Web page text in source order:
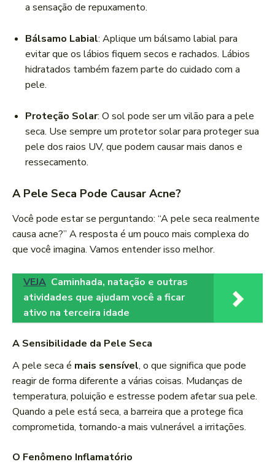
a sensação de repuxamento.
Bálsamo Labial: Aplique um bálsamo labial para
evitar que os lábios fiquem secos e rachados. Lábios
hidratados também fazem parte do cuidado com a
pele.
Proteção Solar: O sol pode ser um vilão para a pele
seca. Use sempre um protetor solar para proteger sua
pele dos raios UV, que podem causar mais danos e
ressecamento.
A Pele Seca Pode Causar Acne?
Você pode estar se perguntando: “A pele seca realmente
causa acne?” A resposta é um pouco mais complexa do
que você imagina. Vamos entender isso melhor.
VEJA Caminhada, natação e outras
atividades que ajudam você a ficar
ativo na terceira idade
A Sensibilidade da Pele Seca
A pele seca é mais sensível, o que significa que pode
reagir de forma diferente a várias coisas. Mudanças de
temperatura, poluição e estresse podem afetar sua pele.
Quando a pele está seca, a barreira que a protege fica
comprometida, tornando-a mais vulnerável a irritações.
O Fenômeno Inflamatório